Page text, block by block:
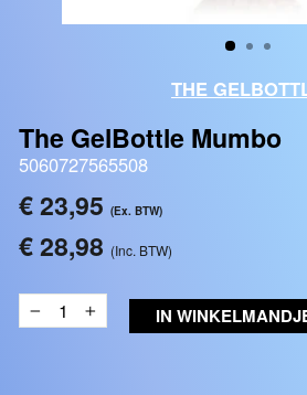
THE
The GelBottle Mumbo
5060727565508
Reguliere
€ 23,95 (Ex. BTW)
€ 28,98 (Inc. BTW)
− + IN